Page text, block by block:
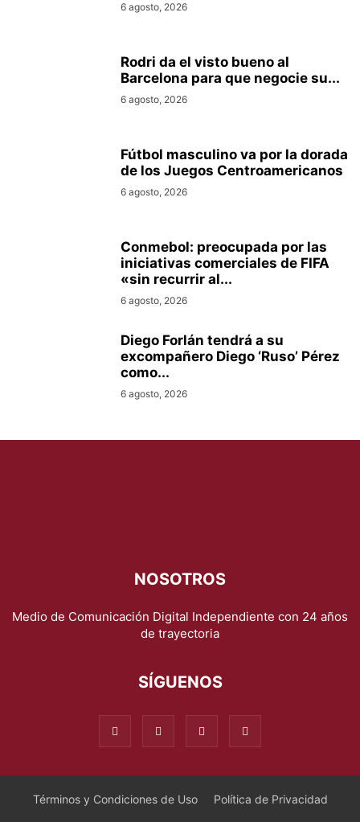
6 agosto, 2026
Rodri da el visto bueno al
Barcelona para que negocie su...
6 agosto, 2026
Fútbol masculino va por la dorada
de los Juegos Centroamericanos
6 agosto, 2026
Conmebol: preocupada por las
iniciativas comerciales de FIFA
«sin recurrir al...
6 agosto, 2026
Diego Forlán tendrá a su
excompañero Diego ‘Ruso’ Pérez
como...
6 agosto, 2026
NOSOTROS
Medio de Comunicación Digital Independiente con 24 años
de trayectoria
SÍGUENOS
Términos y Condiciones de Uso Política de Privacidad